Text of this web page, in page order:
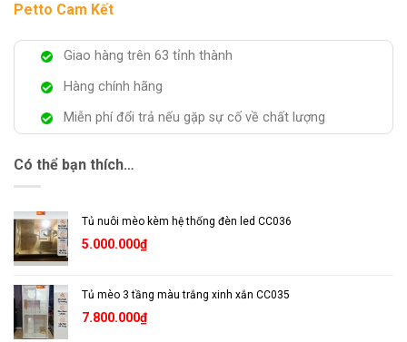
Petto Cam Kết
Giao hàng trên 63 tỉnh thành
Hàng chính hãng
Miễn phí đổi trả nếu gặp sự cố về chất lượng
Có thể bạn thích…
Tủ nuôi mèo kèm hệ thống đèn led CC036
5.000.000₫
Tủ mèo 3 tầng màu trắng xinh xắn CC035
7.800.000₫